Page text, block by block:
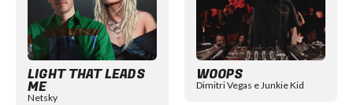
LIGHT THAT LEADS
ME
Netsky
WOOPS
Dimitri Vegas e Junkie Kid